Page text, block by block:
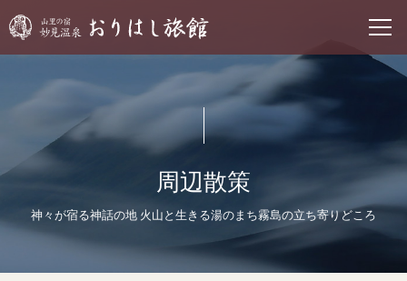
周辺散策
神々が宿る神話の地 火山と生きる湯のまち霧島の立ち寄りどころ